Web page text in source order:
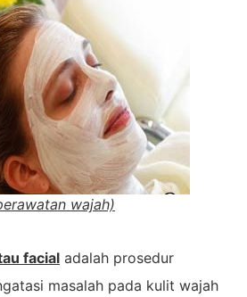
wajah)
facial adalah prosedur
masalah pada kulit wajah